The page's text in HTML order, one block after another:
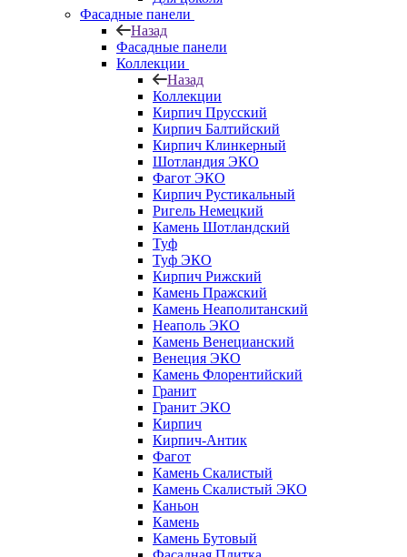
Фасадные панели
Назад
Фасадные панели
Коллекции
Назад
Коллекции
Кирпич Прусский
Кирпич Балтийский
Кирпич Клинкерный
Шотландия ЭКО
Фагот ЭКО
Кирпич Рустикальный
Ригель Немецкий
Камень Шотландский
Туф
Туф ЭКО
Кирпич Рижский
Камень Пражский
Камень Неаполитанский
Неаполь ЭКО
Камень Венецианский
Венеция ЭКО
Камень Флорентийский
Гранит
Гранит ЭКО
Кирпич
Кирпич-Антик
Фагот
Камень Скалистый
Камень Скалистый ЭКО
Каньон
Камень
Камень Бутовый